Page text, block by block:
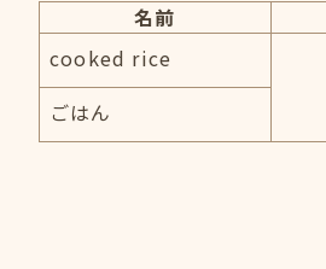
名前
cooked rice
ごはん